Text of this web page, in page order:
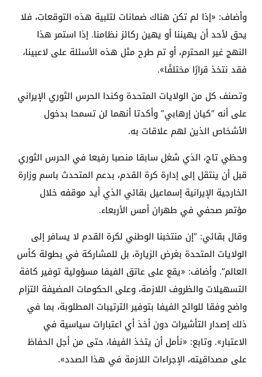
وأضاف: «إذا لم تكن هناك ضمانات لتلبية هذه التوقعات، فلا
يحق لأحد أن يهيننا أو يهين ركائز نظامنا. إذا استمر هذا
النهج غير المحترم، أو تم طرح مثل هذه الأسئلة على لاعبينا،
فقد نتخذ قرارًا مختلفًا».
وتصنف كل من الولايات المتحدة وكندا الحرس الثوري الإيراني
على أنه “كيان إرهابي” وأكدتا أنهما لن تسمحا بدخول
الأشخاص الذين لهم علاقات به.
وحظي تاج، الذي شغل سابقا منصبا رفيعا في الحرس الثوري
قبل أن ينتقل إلى إدارة كرة القدم، بدعم المتحدث باسم وزارة
الخارجية الإيرانية إسماعيل بقائي الذي أيد موقفه خلال
مؤتمر صحفي في طهران أمس الأربعاء.
وقال بقائي: “إن منتخبنا الوطني لكرة القدم لا يسافر إلى
الولايات المتحدة بغرض الزيارة، بل للمشاركة في بطولة كأس
العالم”. وأضاف: «يقع على عاتق الفيفا مسؤولية توفير كافة
التسهيلات والظروف اللازمة، وعلى الحكومات المضيفة التزام
واضح وفقا للوائح الفيفا بتوفير الترتيبات المطلوبة، بما في
ذلك إصدار التأشيرات دون أخذ أي اعتبارات سياسية في
الاعتبار». وتابع: «نأمل أن يتخذ الفيفا، حتى من أجل الحفاظ
على مصداقيته، الإجراءات اللازمة في هذا الصدد».